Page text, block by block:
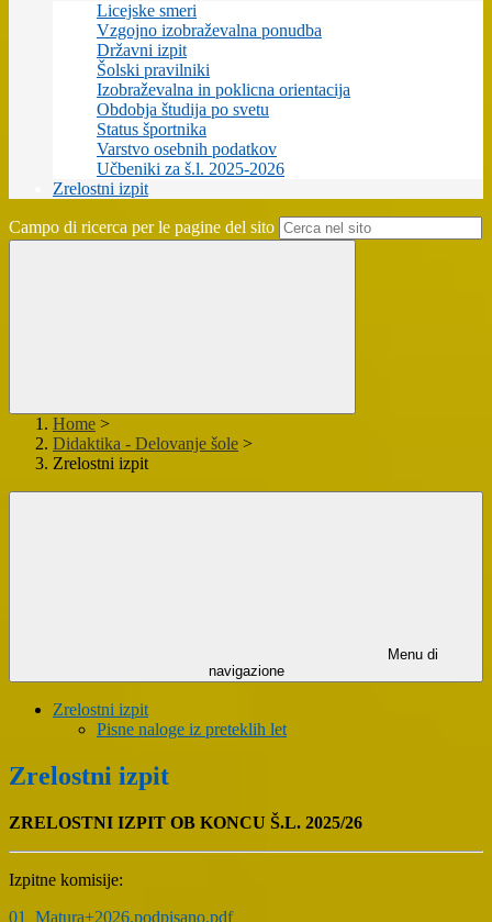
Licejske smeri
Vzgojno izobraževalna ponudba
Državni izpit
Šolski pravilniki
Izobraževalna in poklicna orientacija
Obdobja študija po svetu
Status športnika
Varstvo osebnih podatkov
Učbeniki za š.l. 2025-2026
Zrelostni izpit
Campo di ricerca per le pagine del sito
Home >
Didaktika - Delovanje šole >
Zrelostni izpit
Menu di
navigazione
Zrelostni izpit
Pisne naloge iz preteklih let
Zrelostni izpit
ZRELOSTNI IZPIT OB KONCU Š.L. 2025/26
Izpitne komisije:
01_Matura+2026.podpisano.pdf